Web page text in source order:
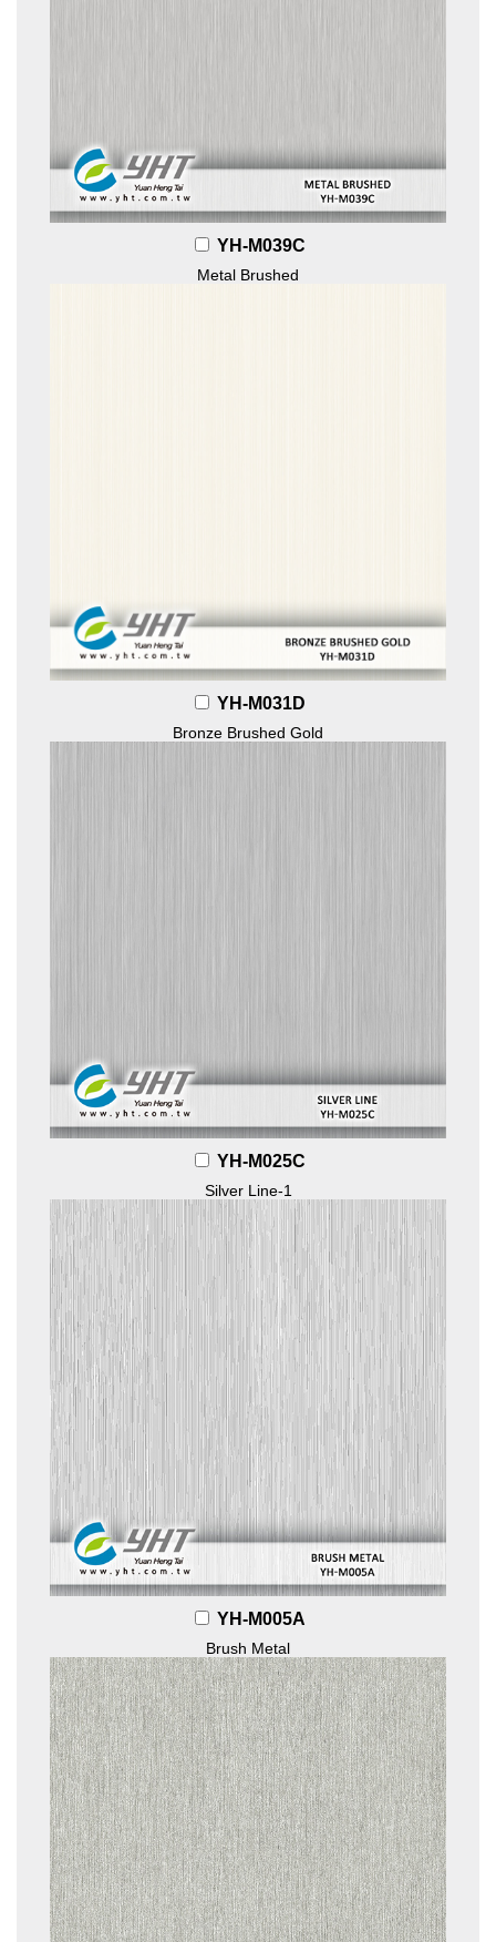
YH-M039C
Metal Brushed
YH-M031D
Bronze Brushed Gold
YH-M025C
Silver Line-1
YH-M005A
Brush Metal